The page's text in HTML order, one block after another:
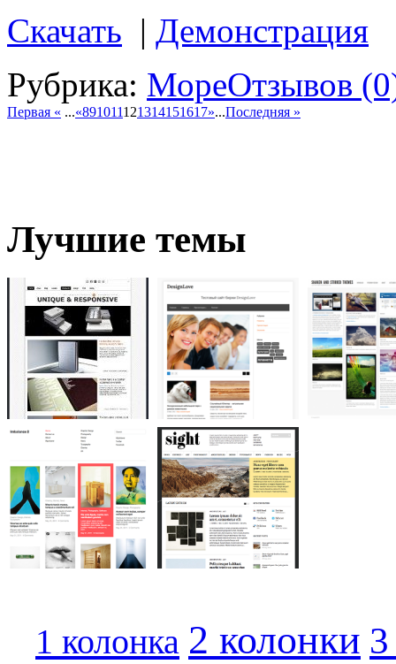
Скачать | Демонстрация
Рубрика: МореОтзывов
Первая « ...«891011121314151617»...Последняя »
Лучшие темы
1 колонка 2 колонки